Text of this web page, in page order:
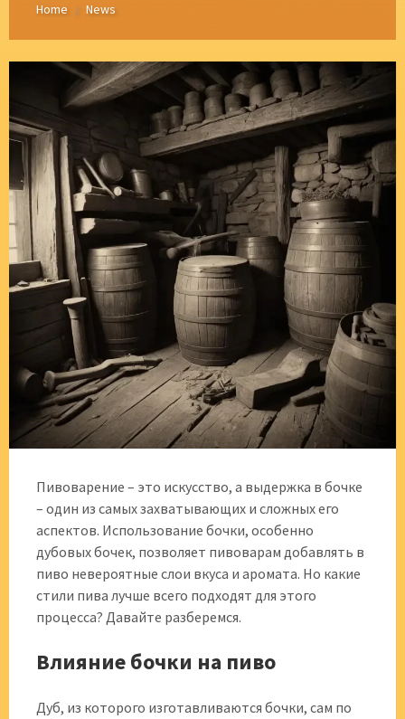
Home / News
Пивоварение – это искусство, а выдержка в бочке
– один из самых захватывающих и сложных его
аспектов. Использование бочки, особенно
дубовых бочек, позволяет пивоварам добавлять в
пиво невероятные слои вкуса и аромата. Но какие
стили пива лучше всего подходят для этого
процесса? Давайте разберемся.
Влияние бочки на пиво
Дуб, из которого изготавливаются бочки, сам по